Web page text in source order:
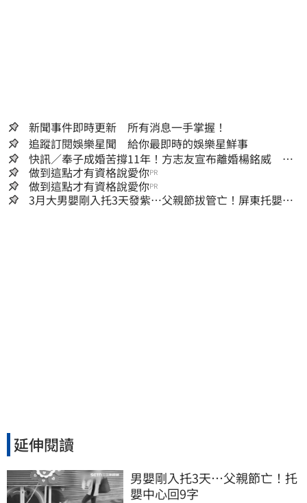
新聞事件即時更新 所有消息一手掌握！
追蹤訂閱娛樂星聞 給你最即時的娛樂星鮮事
快訊／奉子成婚苦撐11年！方志友宣布離婚楊銘威 共
同聲明全文曝光
做到這點才有資格說愛你PR
做到這點才有資格說愛你PR
3月大男嬰剛入托3天發紫…父親節拔管亡！屏東托嬰中
延伸閱讀
男嬰剛入托3天…父親節亡！托
嬰中心回9字